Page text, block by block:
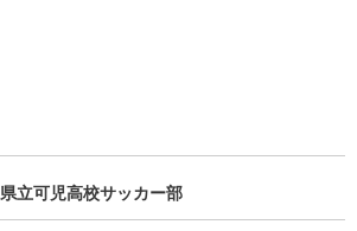
県立可児高校サッカー部